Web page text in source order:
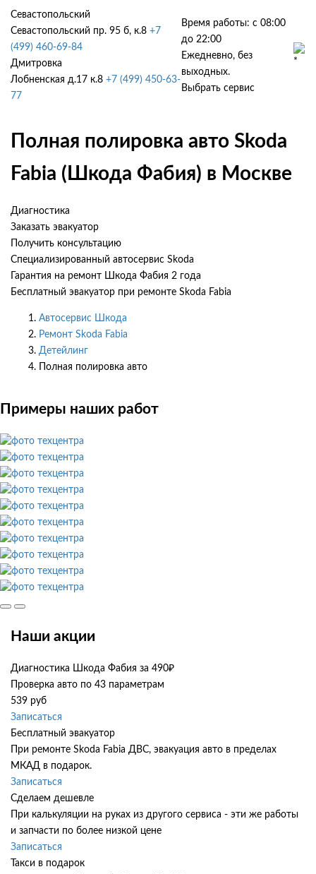
Севастопольский
Севастопольский пр. 95 б, к.8 +7
(499) 460-69-84
Дмитровка
Лобненская д.17 к.8 +7 (499) 450-63-
77
Время работы: с 08:00
до 22:00
Ежедневно, без
выходных.
Выбрать сервис
Полная полировка авто Skoda
Fabia (Шкода Фабия) в Москве
Диагностика
Заказать эвакуатор
Получить консультацию
Специализированный автосервис Skoda
Гарантия на ремонт Шкода Фабия 2 года
Бесплатный эвакуатор при ремонте Skoda Fabia
Автосервис Шкода
Ремонт Skoda Fabia
Детейлинг
Полная полировка авто
Примеры наших работ
Наши акции
Диагностика Шкода Фабия за 490₽
Проверка авто по 43 параметрам
539 руб
Записаться
Бесплатный эвакуатор
При ремонте Skoda Fabia ДВС, эвакуация авто в пределах
МКАД в подарок.
Записаться
Сделаем дешевле
При калькуляции на руках из другого сервиса - эти же работы
и запчасти по более низкой цене
Записаться
Такси в подарок